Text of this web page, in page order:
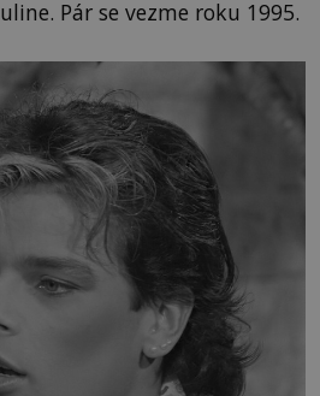
Pár se vezme roku 1995.